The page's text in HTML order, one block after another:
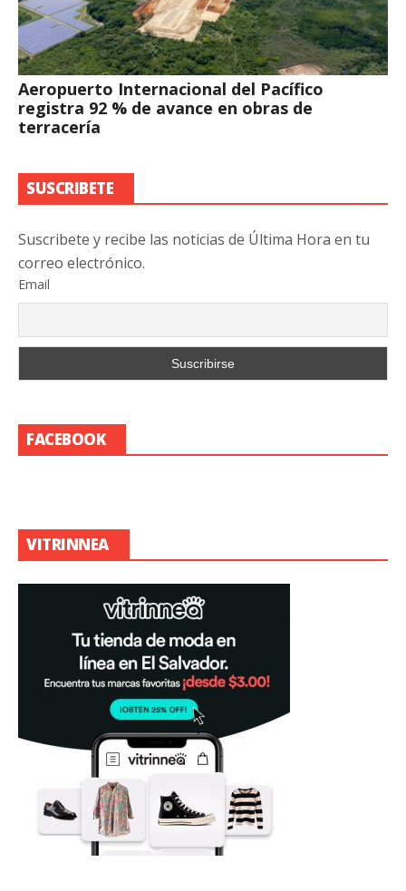
Aeropuerto Internacional del Pacífico
registra 92 % de avance en obras de
terracería
SUSCRIBETE
Suscribete y recibe las noticias de Última Hora en tu
correo electrónico.
Email
FACEBOOK
VITRINNEA